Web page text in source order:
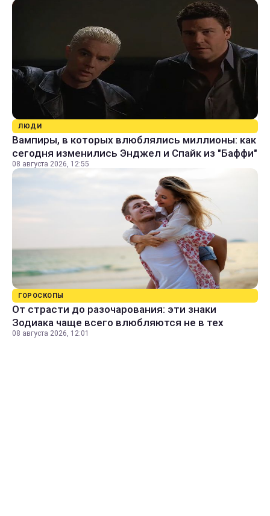
ЛЮДИ
Вампиры, в которых влюблялись миллионы: как
сегодня изменились Энджел и Спайк из "Баффи"
08 августа 2026, 12:55
ГОРОСКОПЫ
От страсти до разочарования: эти знаки
Зодиака чаще всего влюбляются не в тех
08 августа 2026, 12:01